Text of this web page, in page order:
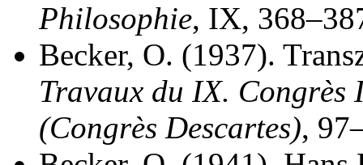
Philosophie, IX,
Becker, O. (1937).
Travaux du IX.
(Congrès Descartes),